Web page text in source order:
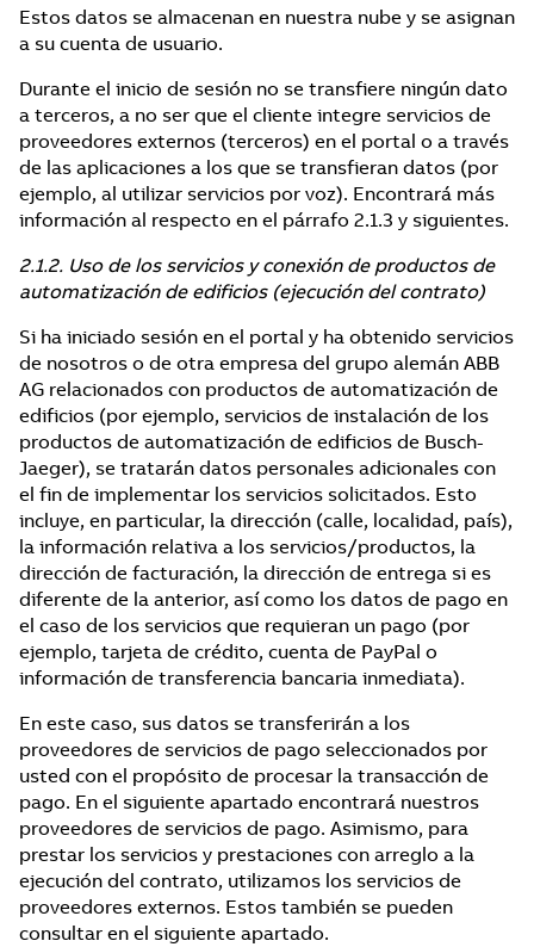
Estos datos se almacenan en nuestra nube y se asignan
a su cuenta de usuario.
Durante el inicio de sesión no se transfiere ningún dato
a terceros, a no ser que el cliente integre servicios de
proveedores externos (terceros) en el portal o a través
de las aplicaciones a los que se transfieran datos (por
ejemplo, al utilizar servicios por voz). Encontrará más
información al respecto en el párrafo 2.1.3 y siguientes.
2.1.2. Uso de los servicios y conexión de productos de
automatización de edificios (ejecución del contrato)
Si ha iniciado sesión en el portal y ha obtenido servicios
de nosotros o de otra empresa del grupo alemán ABB
AG relacionados con productos de automatización de
edificios (por ejemplo, servicios de instalación de los
productos de automatización de edificios de Busch-
Jaeger), se tratarán datos personales adicionales con
el fin de implementar los servicios solicitados. Esto
incluye, en particular, la dirección (calle, localidad, país),
la información relativa a los servicios/productos, la
dirección de facturación, la dirección de entrega si es
diferente de la anterior, así como los datos de pago en
el caso de los servicios que requieran un pago (por
ejemplo, tarjeta de crédito, cuenta de PayPal o
información de transferencia bancaria inmediata).
En este caso, sus datos se transferirán a los
proveedores de servicios de pago seleccionados por
usted con el propósito de procesar la transacción de
pago. En el siguiente apartado encontrará nuestros
proveedores de servicios de pago. Asimismo, para
prestar los servicios y prestaciones con arreglo a la
ejecución del contrato, utilizamos los servicios de
proveedores externos. Estos también se pueden
consultar en el siguiente apartado.